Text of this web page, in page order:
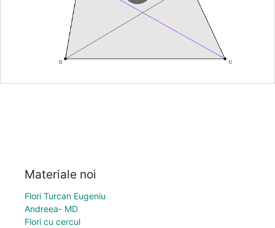
Materiale noi
Flori Turcan Eugeniu
Andreea- MD
Flori cu cercul